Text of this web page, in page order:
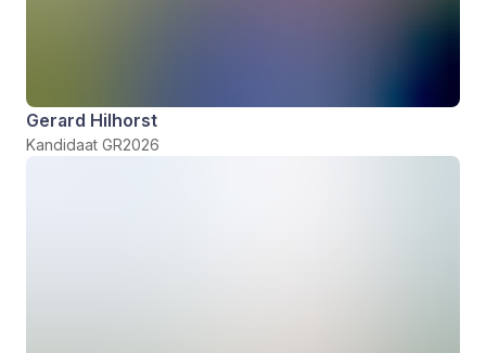
Gerard Hilhorst
Kandidaat GR2026